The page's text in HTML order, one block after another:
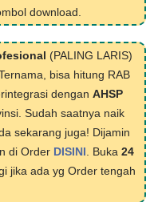
download.
(PALING LARIS)
bisa hitung RAB
dengan AHSP
Sudah saatnya naik
sekarang juga! Dijamin
di Order DISINI . Buka 24
jika ada yg Order tengah